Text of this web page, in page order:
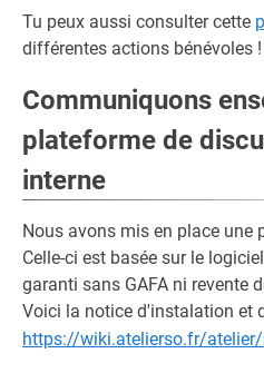
Tu peux aussi consulter cette
différentes actions bénévoles !
Communiquons
plateforme de
interne
Nous avons mis en place une
Celle-ci est basée sur le
garanti sans GAFA ni revente
Voici la notice d'instalation et
https://wiki.atelierso.fr/